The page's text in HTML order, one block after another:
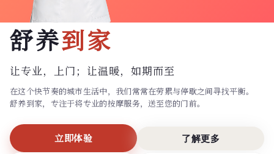
代理入驻
预约技师
舒养到家
让专业，上门； 让温暖，如期而至
在这个快节奏的城市生活中，我们常常在劳累与停歇之间寻找平衡。
舒养到家，专注于将专业的按摩服务，送至您的门前。
立即体验 了解更多